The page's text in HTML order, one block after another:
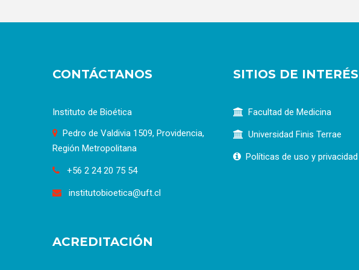
CONTÁCTANOS
Instituto de Bioética
Pedro de Valdivia 1509, Providencia,
Región Metropolitana
+56 2 24 20 75 54
institutobioetica@uft.cl
ACREDITACIÓN
SITIOS DE INTERÉS
Facultad de Medicina
Universidad Finis Terrae
Políticas de uso y privacidad